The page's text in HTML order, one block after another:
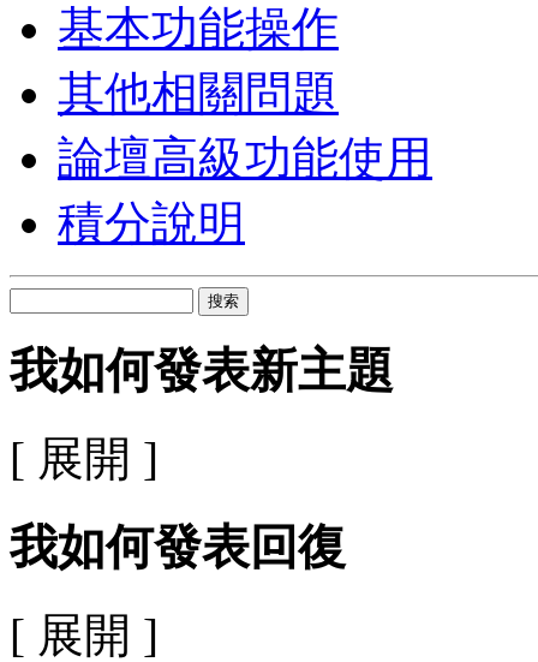
基本功能操作
其他相關問題
論壇高級功能使用
積分說明
搜索
我如何發表新主題
[ 展開 ]
我如何發表回復
[ 展開 ]